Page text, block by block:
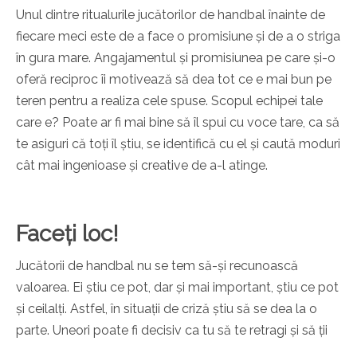
Unul dintre ritualurile jucătorilor de handbal înainte de
fiecare meci este de a face o promisiune și de a o striga
în gura mare. Angajamentul și promisiunea pe care și-o
oferă reciproc îi motivează să dea tot ce e mai bun pe
teren pentru a realiza cele spuse. Scopul echipei tale
care e? Poate ar fi mai bine să îl spui cu voce tare, ca să
te asiguri că toți îl știu, se identifică cu el și caută moduri
cât mai ingenioase și creative de a-l atinge.
Faceți loc!
Jucătorii de handbal nu se tem să-și recunoască
valoarea. Ei știu ce pot, dar și mai important, știu ce pot
și ceilalți. Astfel, în situații de criză știu să se dea la o
parte. Uneori poate fi decisiv ca tu să te retragi și să ții